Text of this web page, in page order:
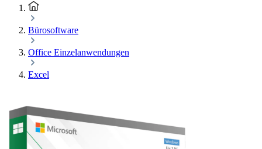
Bürosoftware
Office Einzelanwendungen
Excel